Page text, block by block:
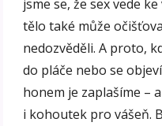
jsme se, že sex vede
tělo také může
nedozvěděli. A proto,
do pláče nebo se
honem je zaplašíme –
i kohoutek pro vášeň.